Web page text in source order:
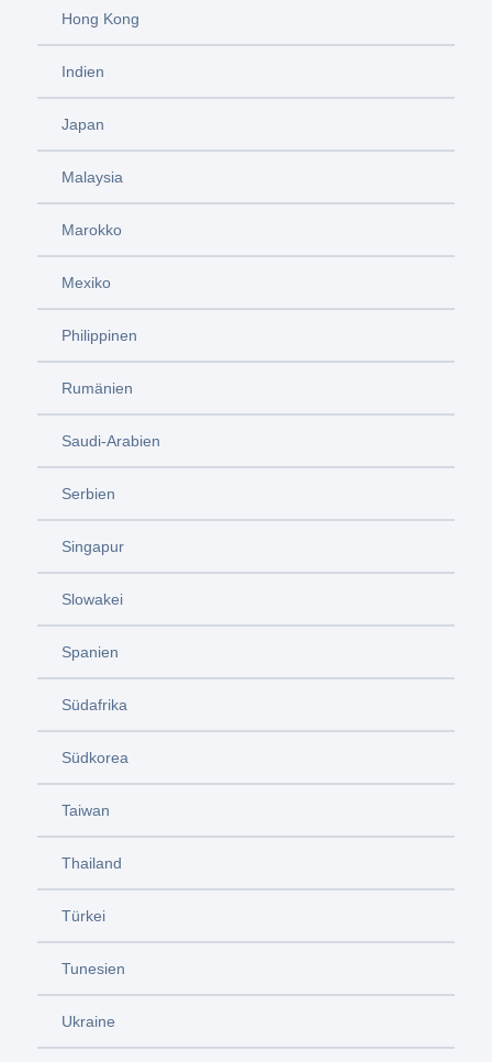
Hong Kong
Indien
Japan
Malaysia
Marokko
Mexiko
Philippinen
Rumänien
Saudi-Arabien
Serbien
Singapur
Slowakei
Spanien
Südafrika
Südkorea
Taiwan
Thailand
Türkei
Tunesien
Ukraine